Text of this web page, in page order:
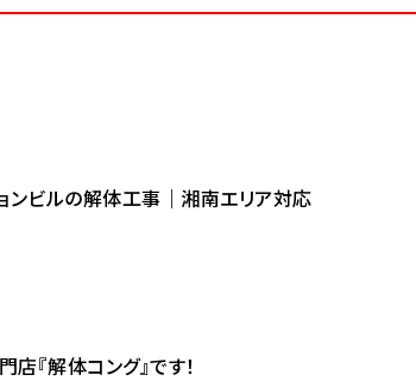
ンビルの解体工事｜湘南エリア対応
『解体コング』です！